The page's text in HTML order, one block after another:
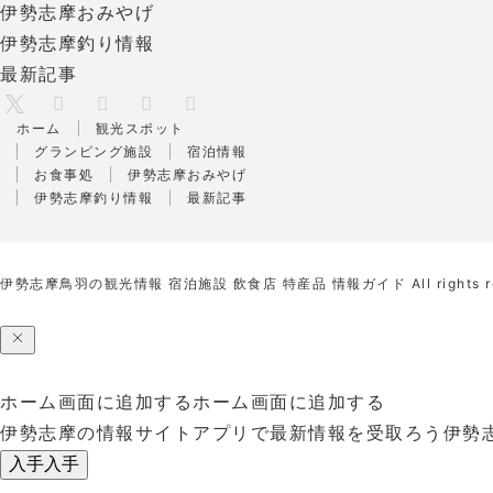
伊勢志摩おみやげ
伊勢志摩釣り情報
最新記事
FacebookInstagramPinterest
RSS
ホーム
観光スポット
グランピング施設
宿泊情報
お食事処
伊勢志摩おみやげ
伊勢志摩釣り情報
最新記事
伊勢志摩鳥羽の観光情報 宿泊施設 飲食店 特産品 情報ガイド All rights
ホーム画面に追加するホーム画面に追加する
伊勢志摩の情報サイトアプリで最新情報を受取ろう 伊勢
入手入手